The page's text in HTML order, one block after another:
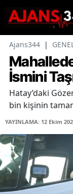
Ajans344 |
İsmini
Hatay’daki
bin kişinin
YAYINLAMA: 12 Ekim